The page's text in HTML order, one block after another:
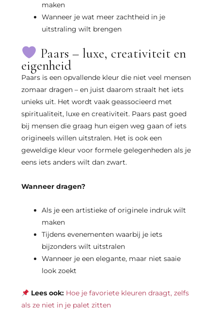
maken
Wanneer je wat meer zachtheid in je
uitstraling wilt brengen
Paars – luxe, creativiteit en
eigenheid
Paars is een opvallende kleur die niet veel mensen
zomaar dragen – en juist daarom straalt het iets
unieks uit. Het wordt vaak geassocieerd met
spiritualiteit, luxe en creativiteit. Paars past goed
bij mensen die graag hun eigen weg gaan of iets
origineels willen uitstralen. Het is ook een
geweldige kleur voor formele gelegenheden als je
eens iets anders wilt dan zwart.
Wanneer dragen?
Als je een artistieke of originele indruk wilt
maken
Tijdens evenementen waarbij je iets
bijzonders wilt uitstralen
Wanneer je een elegante, maar niet saaie
look zoekt
Lees ook:Hoe je favoriete kleuren draagt, zelfs
als ze niet in je palet zitten